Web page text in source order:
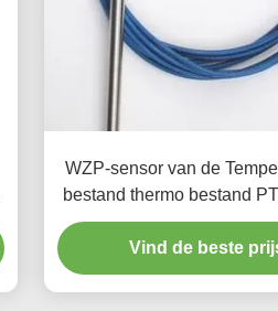
WZP-sensor van de
bestand thermo bestand
temperatuur
Vind de beste